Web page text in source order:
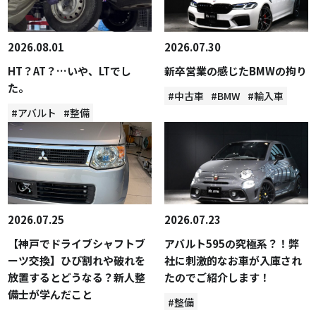
2026.08.01
HT？AT？…いや、LTでし
た。
#アバルト #整備
2026.07.30
新卒営業の感じたBMWの拘り
#中古車 #BMW #輸入車
2026.07.25
【神戸でドライブシャフトブ
ーツ交換】ひび割れや破れを
放置するとどうなる？新人整
備士が学んだこと
2026.07.23
アバルト595の究極系？！弊
社に刺激的なお車が入庫され
たのでご紹介します！
#整備